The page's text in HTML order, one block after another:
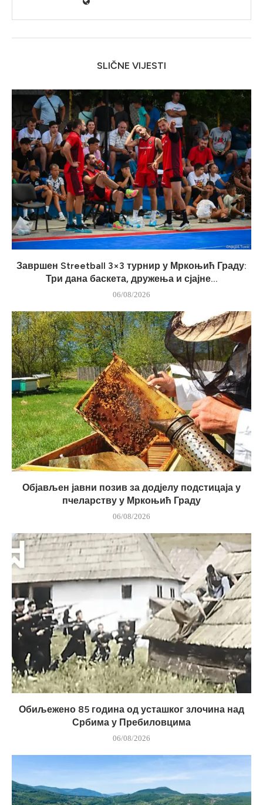
SLIČNE VIJESTI
Завршен Streetball 3×3 турнир у Мркоњић Граду:
Три дана баскета, дружења и сјајне...
06/08/2026
Објављен јавни позив за додјелу подстицаја у
пчеларству у Мркоњић Граду
06/08/2026
Обиљежено 85 година од усташког злочина над
Србима у Пребиловцима
06/08/2026